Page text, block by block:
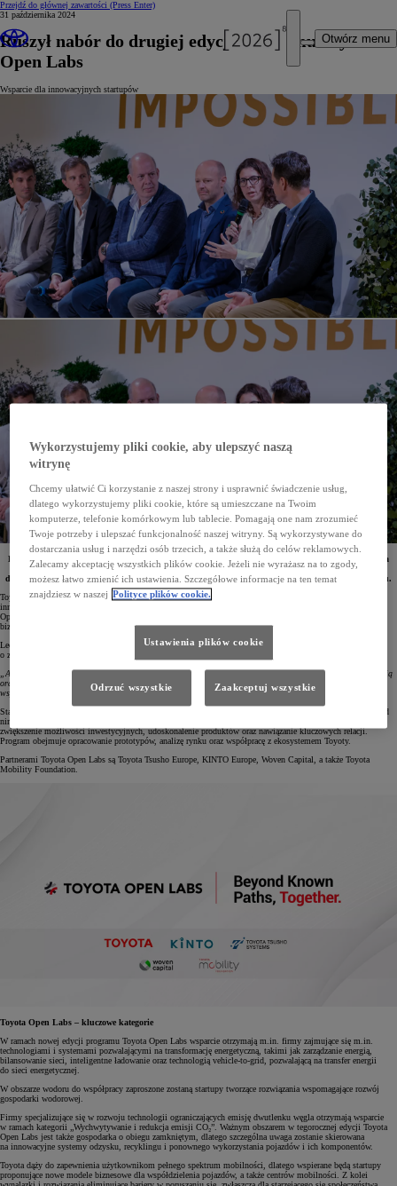
Przejdź do głównej zawartości (Press Enter)
Otwórz menu
31 października 2024
Ruszył nabór do drugiej edycji programu Toyota
Open Labs
Wsparcie dla innowacyjnych startupów
Rozpoczął się nabór do drugiej edycji Toyota Open Labs. Jest to program realizowany przez Toyota
Motor Europe (TME). Jego celem jest wspieranie innowacyjnych startupów, powiększanie skali ich
działalności i nawiązywanie kontaktów z poszczególnymi działami Toyoty oraz partnerami koncernu.
Toyota od lat jest zaangażowana w rozwój technologii niskoemisyjnych i ekologicznych. Wspiera też
innowacyjne startupy w Europie opracowujące innowacyjne rozwiązania. W ramach kolejnej edycji Toyota
Open Labs umożliwi wybranym młodym przedsiębiorstwom współpracę z najważniejszymi jednostkami
biznesowymi koncernu w sześciu strategicznych kategoriach z dziedzin związanych z mobilnością.
Leon Van Der Merwe, wiceprezes Circular Economy & Energy Business w Toyota Motor Europe, mówiąc
o założeniach program, podkreślił:
„Aby sprostać wyzwaniom stojącym przed społeczeństwem, dążymy do zrównoważonego zarządzania energią
oraz rozwijamy model biznesowy o obiegu zamkniętym. Nie możemy tego osiągnąć sami. Chcemy
współpracować z najbardziej utalentowanymi osobami nad najlepszymi technologiami”.
Startupy, które dołączą do programu, będą mogły korzystać z wiedzy doradców i mentorów, co otworzy przed
nimi nowe perspektywy rozwoju. Firmy te zyskają szansę na usprawnienie swoich strategii biznesowych,
zwiększenie możliwości inwestycyjnych, udoskonalenie produktów oraz nawiązanie kluczowych relacji.
Program obejmuje opracowanie prototypów, analizę rynku oraz współpracę z ekosystemem Toyoty.
Partnerami Toyota Open Labs są Toyota Tsusho Europe, KINTO Europe, Woven Capital, a także Toyota
Mobility Foundation.
Toyota Open Labs – kluczowe kategorie
W ramach nowej edycji programu Toyota Open Labs wsparcie otrzymają m.in. firmy zajmujące się m.in.
technologiami i systemami pozwalającymi na transformację energetyczną, takimi jak zarządzanie energią,
bilansowanie sieci, inteligentne ładowanie oraz technologią vehicle-to-grid, pozwalającą na transfer energii
do sieci energetycznej.
W obszarze wodoru do współpracy zaproszone zostaną startupy tworzące rozwiązania wspomagające rozwój
gospodarki wodorowej.
Firmy specjalizujące się w rozwoju technologii ograniczających emisję dwutlenku węgla otrzymają wsparcie
w ramach kategorii „Wychwytywanie i redukcja emisji CO₂”. Ważnym obszarem w tegorocznej edycji Toyota
Open Labs jest także gospodarka o obiegu zamkniętym, dlatego szczególna uwaga zostanie skierowana
na innowacyjne systemy odzysku, recyklingu i ponownego wykorzystania pojazdów i ich komponentów.
Toyota dąży do zapewnienia użytkownikom pełnego spektrum mobilności, dlatego wspierane będą startupy
proponujące nowe modele biznesowe dla współdzielenia pojazdów, a także centrów mobilności. Z kolei
Wykorzystujemy pliki cookie, aby ulepszyć naszą
witrynę
Chcemy ułatwić Ci korzystanie z naszej strony i usprawnić świadczenie usług,
dlatego wykorzystujemy pliki cookie, które są umieszczane na Twoim
komputerze, telefonie komórkowym lub tablecie. Pomagają one nam zrozumieć
Twoje potrzeby i ulepszać funkcjonalność naszej witryny. Są wykorzystywane do
dostarczania usług i narzędzi osób trzecich, a także służą do celów reklamowych.
Zalecamy akceptację wszystkich plików cookie. Jeżeli nie wyrażasz na to zgody,
możesz łatwo zmienić ich ustawienia. Szczegółowe informacje na ten temat
znajdziesz w naszej Polityce plików cookie.
Ustawienia plików cookie
Odrzuć wszystkie Zaakceptuj wszystkie